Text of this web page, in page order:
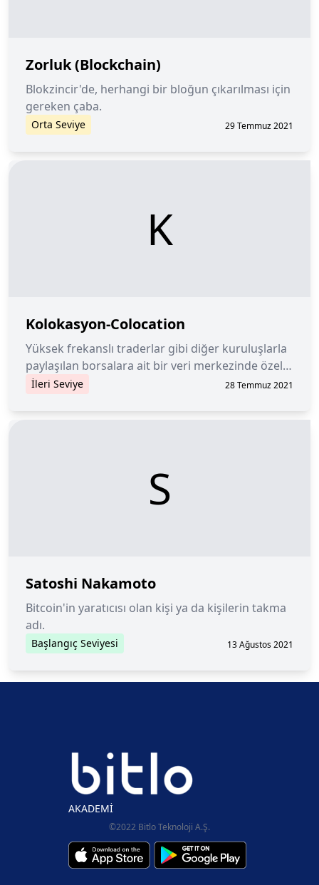
Zorluk (Blockchain)
Blokzincir'de, herhangi bir bloğun çıkarılması için
gereken çaba.
Orta Seviye 29 Temmuz 2021
K
Kolokasyon-Colocation
Yüksek frekanslı traderlar gibi diğer kuruluşlarla
paylaşılan borsalara ait bir veri merkezinde özel
bir alan.
İleri Seviye 28 Temmuz 2021
S
Satoshi Nakamoto
Bitcoin'in yaratıcısı olan kişi ya da kişilerin takma
adı.
Başlangıç Seviyesi 13 Ağustos 2021
AKADEMİ
©2022 Bitlo Teknoloji A.Ş.